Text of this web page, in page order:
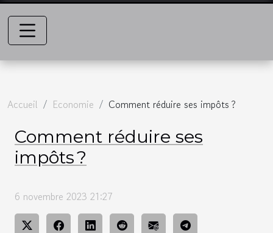
Accueil Economie Comment réduire ses impôts ?
Comment réduire ses
impôts ?
6 novembre 2023 21:27